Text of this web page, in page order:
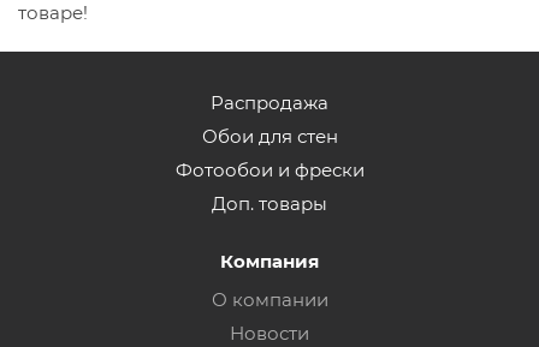
товаре!
Распродажа
Обои для стен
Фотообои и фрески
Доп. товары
Компания
О компании
Новости